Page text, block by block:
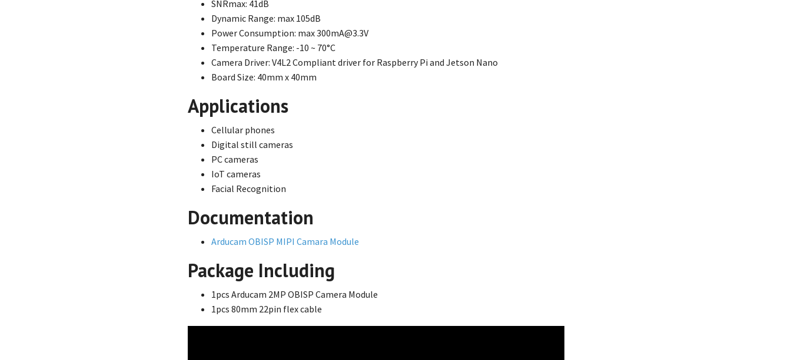
SNRmax: 41dB
Dynamic Range: max 105dB
Power Consumption: max300mA@3.3V
Temperature Range: -10 ~ 70°C
Camera Driver: V4L2 Compliant driver for Raspberry Pi and Jetson Nano
Board Size: 40mm x 40mm
Applications
Cellular phones
Digital still cameras
PC cameras
IoT cameras
Facial Recognition
Documentation
Arducam OBISP MIPI Camara Module
Package Including
1pcs Arducam 2MP OBISP Camera Module
1pcs 80mm 22pin flex cable